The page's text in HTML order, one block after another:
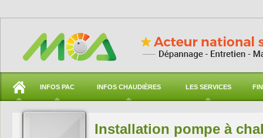
INFOS PAC INFOS CHAUDIÈRES LES SERVICES
Installation pompe à